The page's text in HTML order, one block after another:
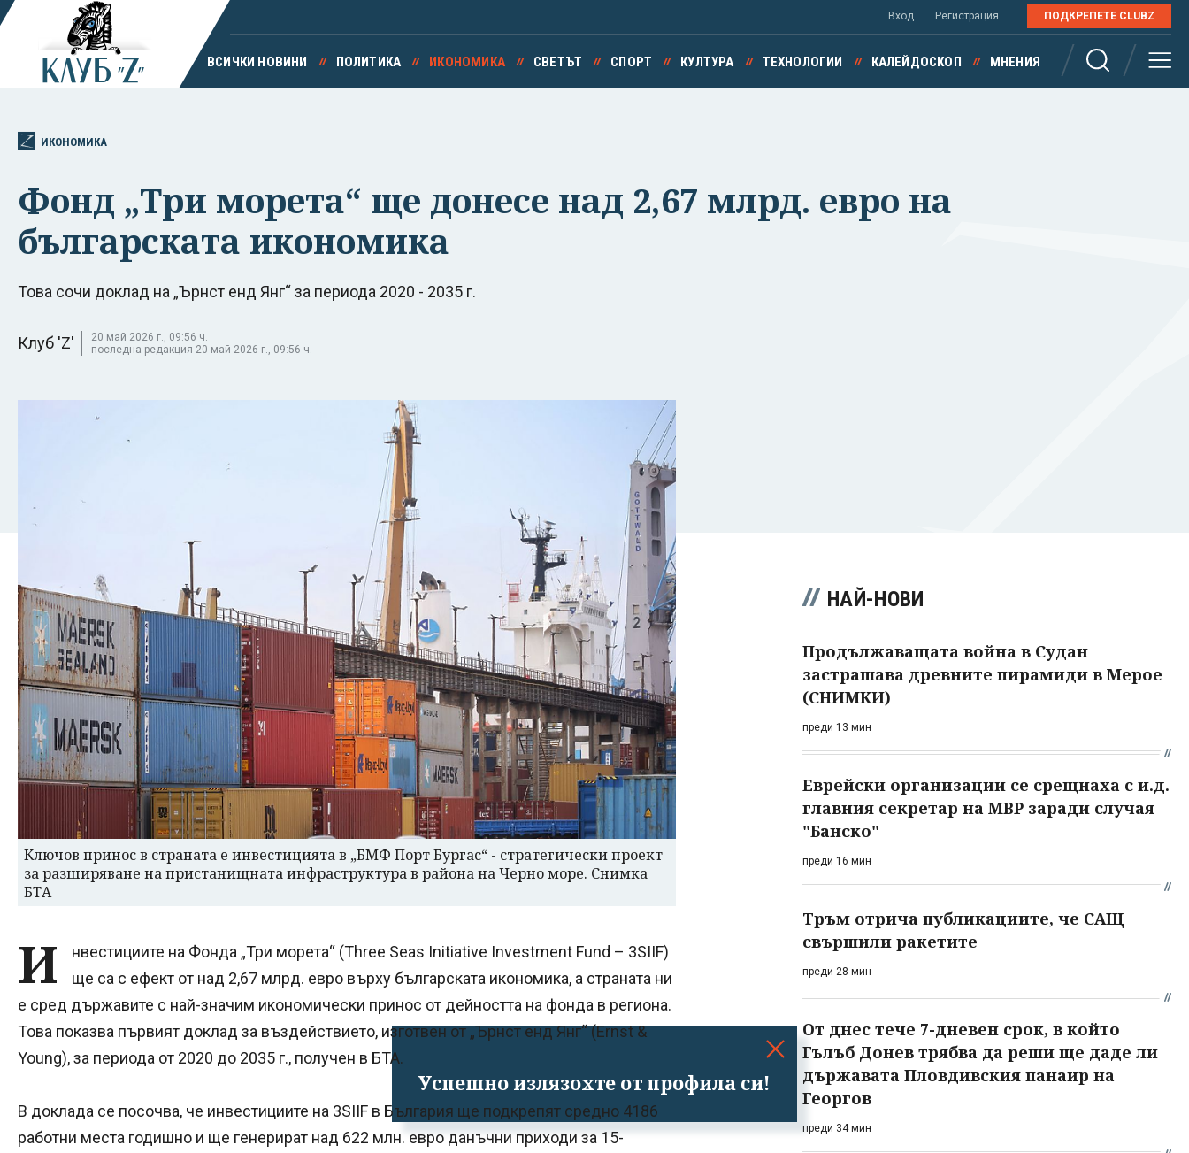
Успешно излязохте от профила си!
Вход Регистрация ПОДКРЕПЕТЕ CLUBZ
ВСИЧКИ НОВИНИ ПОЛИТИКА ИКОНОМИКА СВЕТЪТ СПОРТ КУЛТУРА ТЕХНОЛОГИИ КАЛЕЙДОСКОП МНЕНИЯ
ИКОНОМИКА
Фонд „Три морета“ ще донесе над 2,67 млрд. евро на
българската икономика
Това сочи доклад на „Ърнст енд Янг“ за периода 2020 - 2035 г.
Клуб 'Z'
20 май 2026 г., 09:56 ч.
последна редакция 20 май 2026 г., 09:56 ч.
Ключов принос в страната е инвестицията в „БМФ Порт Бургас“ - стратегически проект
за разширяване на пристанищната инфраструктура в района на Черно море. Снимка
БТА
И
нвестициите на Фонда „Три морета“ (Three Seas Initiative Investment Fund – 3SIIF)
ще са с ефект от над 2,67 млрд. евро върху българската икономика, а страната ни
е сред държавите с най-значим икономически принос от дейността на фонда в региона.
Това показва първият доклад за въздействието, изготвен от „Ърнст енд Янг“ (Ernst &
Young), за периода от 2020 до 2035 г., получен в БТА.
В доклада се посочва, че инвестициите на 3SIIF в България ще подкрепят средно 4186
работни места годишно и ще генерират над 622 млн. евро данъчни приходи за 15-
НАЙ-НОВИ
Продължаващата война в Судан
застрашава древните пирамиди в Мерое
(СНИМКИ)
преди 13 мин
Еврейски организации се срещнаха с и.д.
главния секретар на МВР заради случая
"Банско"
преди 16 мин
Тръм отрича публикациите, че САЩ
свършили ракетите
преди 28 мин
От днес тече 7-дневен срок, в който
Гълъб Донев трябва да реши ще даде ли
държавата Пловдивския панаир на
Георгов
преди 34 мин